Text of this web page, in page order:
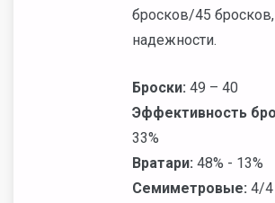
бросков/45 бросков,
надежности.
Броски: 49 – 40
Эффективность
33%
Вратари: 48% - 13%
Семиметровые: 4/4